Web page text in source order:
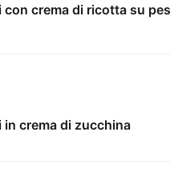
crema di ricotta su
crema di zucchina